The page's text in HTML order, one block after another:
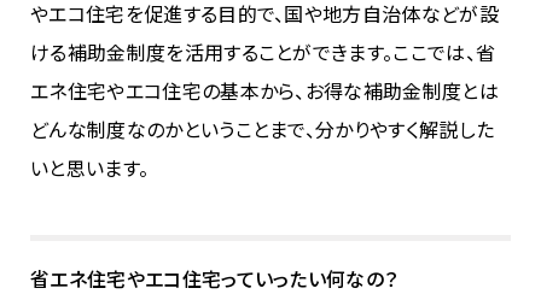
やエコ住宅を促進する目的で、国や地方自治体などが設
ける補助金制度を活用することができます。ここでは、省
エネ住宅やエコ住宅の基本から、お得な補助金制度とは
どんな制度なのかということまで、分かりやすく解説した
いと思います。
省エネ住宅やエコ住宅っていったい何なの？